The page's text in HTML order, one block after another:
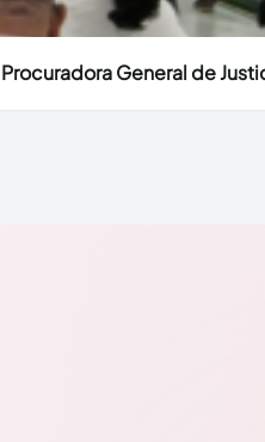
General de